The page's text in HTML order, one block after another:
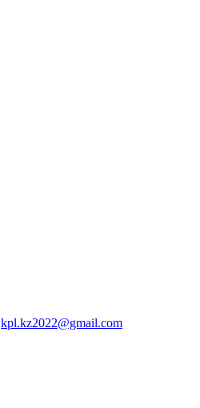
kpl.kz2022@gmail.com